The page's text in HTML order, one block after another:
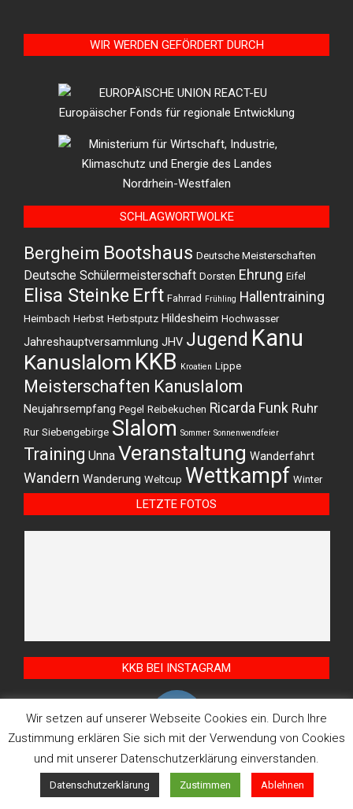
WIR WERDEN GEFÖRDERT DURCH
SCHLAGWORTWOLKE
Bergheim Bootshaus Deutsche Meisterschaften
Deutsche Schülermeisterschaft Dorsten Ehrung Eifel
Elisa Steinke Erft Fahrrad Frühling Hallentraining
Heimbach Herbst Herbstputz Hildesheim Hochwasser
Jahreshauptversammlung JHV Jugend Kanu
Kanuslalom KKB Kroatien Lippe
Meisterschaften Kanuslalom
Neujahrsempfang Pegel Reibekuchen Ricarda Funk Ruhr
Rur Siebengebirge Slalom Sommer Sonnenwendfeier
Training Unna Veranstaltung Wanderfahrt
Wandern Wanderung Weltcup Wettkampf Winter
LETZTE FOTOS
KKB BEI INSTAGRAM
© Kanuklub Bergheim/Erft e.V. 2026
Wir setzen auf unserer Webseite Cookies ein. Durch Ihre
Zustimmung erklären Sie sich mit der Verwendung von Cookies
und mit unserer Datenschutzerklärung einverstanden.
Datenschutzerklärung Zustimmen Ablehnen